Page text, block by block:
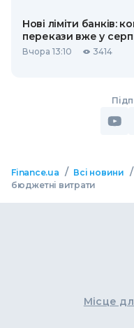
Нові ліміти банків:
перекази вже у
Вчора 13:10 3414
Finance.ua / Всі новини /
бюджетні витрати
Місце